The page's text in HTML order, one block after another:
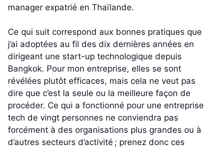
manager expatrié en Thaïlande.
Ce qui suit correspond aux bonnes pratiques que
j’ai adoptées au fil des dix dernières années en
dirigeant une start-up technologique depuis
Bangkok. Pour mon entreprise, elles se sont
révélées plutôt efficaces, mais cela ne veut pas
dire que c’est la seule ou la meilleure façon de
procéder. Ce qui a fonctionné pour une entreprise
tech de vingt personnes ne conviendra pas
forcément à des organisations plus grandes ou à
d’autres secteurs d’activité ; prenez donc ces